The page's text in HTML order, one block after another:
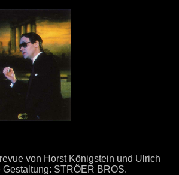
von Horst Königstein und Ulrich
STRÖER BROS.